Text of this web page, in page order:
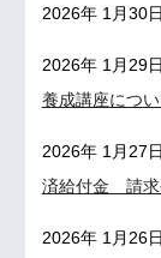
2026年 1月30
2026年 1月29
養成講座につ
2026年 1月27
済給付金 請求
2026年 1月26